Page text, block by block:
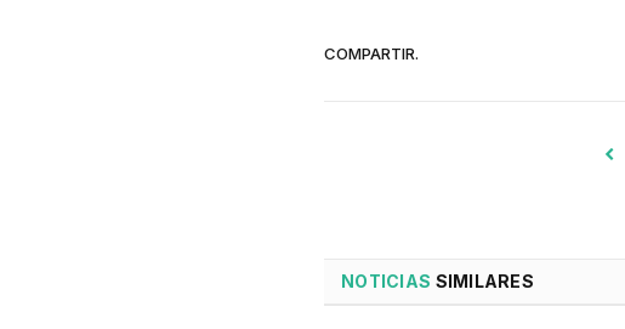
COMPARTIR.
NOTICIAS SIMILARES